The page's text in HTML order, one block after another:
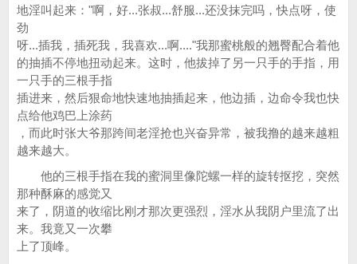
地淫叫起来："啊，好...张叔...舒服...还没抹完吗，快点呀，使
劲
呀...插我，插死我，我喜欢...啊...."我那蜜桃般的翘臀配合着他
的抽插不停地扭动起来。这时，他拔掉了另一只手的手指，用
一只手的三根手指
插进来，然后狠命地快速地抽插起来，他边插，边命令我也快
点给他鸡巴上涂药
，而此时张大爷那跨间老淫抢也兴奋异常，被我撸的越来越粗
越来越大。
他的三根手指在我的蜜洞里像陀螺一样的旋转抠挖，突然
那种酥麻的感觉又
来了，阴道的收缩比刚才那次更强烈，淫水从我阴户里流了出
来。我竟又一次攀
上了顶峰。